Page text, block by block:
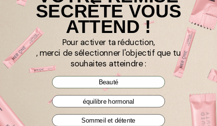
avantage exclusif sur ta première commande.
Inscrivez-vous maintenant & économisez !
SECRÈTE VOUS
ATTEND !
Pour activer ta réduction,
, merci de sélectionner l'objectif que tu
souhaites atteindre :
Beauté
équilibre hormonal
Sommeil et détente